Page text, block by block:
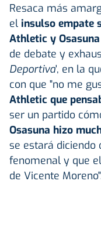
Resaca más
el insulso empate
Athletic y
de debate y
Deportiva', en la
con que "no me
Athletic que
ser un partido
Osasuna hizo
se estará diciendo
fenomenal y que
de Vicente